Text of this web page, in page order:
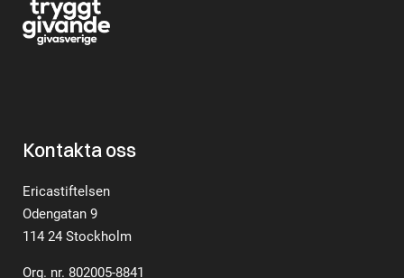
Kontakta oss
Ericastiftelsen
Odengatan 9
114 24 Stockholm
Org. nr. 802005-8841